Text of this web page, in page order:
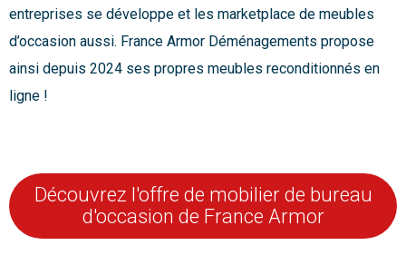
entreprises se développe et les marketplace de meubles
d’occasion aussi. France Armor Déménagements propose
ainsi depuis 2024 ses propres meubles reconditionnés en
ligne !
Découvrez l'offre de mobilier de bureau
d'occasion de France Armor